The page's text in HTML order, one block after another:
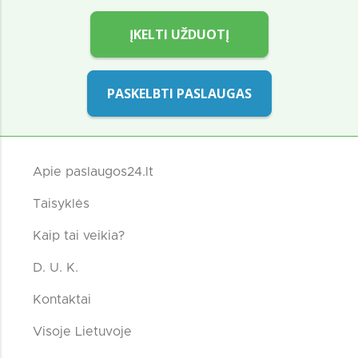
ĮKELTI UŽDUOTĮ
PASKELBTI PASLAUGAS
Apie paslaugos24.lt
Taisyklės
Kaip tai veikia?
D. U. K.
Kontaktai
Visoje Lietuvoje